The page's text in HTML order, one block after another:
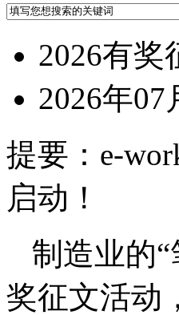
2026有
2026年07
提要： e-
启动！
制造业的
奖征文活动